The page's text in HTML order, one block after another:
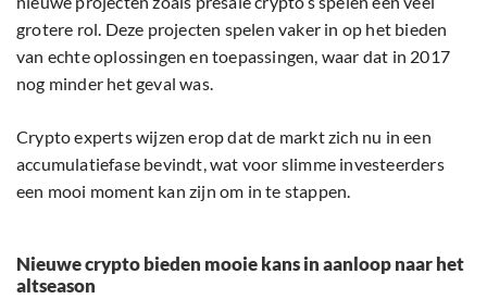
grotere rol. Deze projecten spelen vaker in op het bieden
van echte oplossingen en toepassingen, waar dat in 2017
nog minder het geval was.
Crypto experts wijzen erop dat de markt zich nu in een
accumulatiefase bevindt, wat voor slimme investeerders
een mooi moment kan zijn om in te stappen.
Nieuwe crypto bieden mooie kans in aanloop naar het
altseason